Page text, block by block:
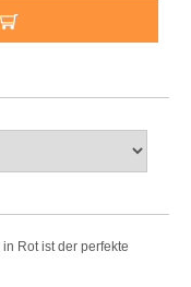
Rot ist der perfekte